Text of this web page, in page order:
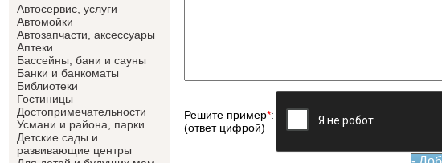
Автосервис, услуги
Автомойки
Автозапчасти, аксессуары
Аптеки
Бассейны, бани и сауны
Банки и банкоматы
Библиотеки
Гостиницы
Достопримечательности
Усмани и района, парки
Детские сады и
развивающие центры
Решите пример*:
(ответ цифрой)